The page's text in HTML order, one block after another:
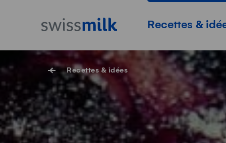
Page d'accueil
Navigation
Recettes &
Recettes & idées